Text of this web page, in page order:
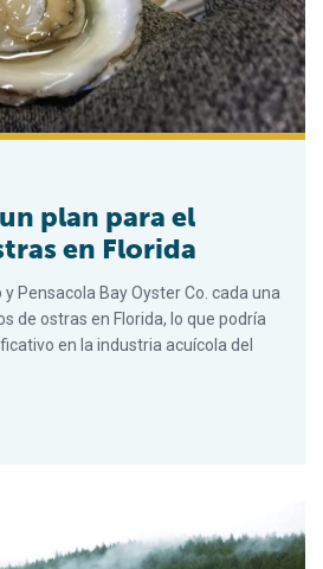
plan para el
en Florida
Pensacola Bay Oyster Co. cada una
de ostras en Florida, lo que podría
en la industria acuícola del